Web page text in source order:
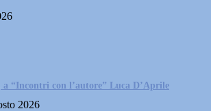
a “Incontri con l’autore” Luca D’Aprile
2026